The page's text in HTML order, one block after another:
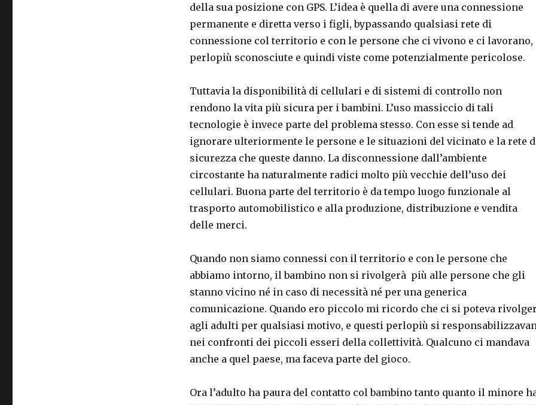
della sua posizione con GPS. L’idea è quella di avere una connessione
permanente e diretta verso i figli, bypassando qualsiasi rete di
connessione col territorio e con le persone che ci vivono e ci lavorano,
perlopiù sconosciute e quindi viste come potenzialmente pericolose.
Tuttavia la disponibilità di cellulari e di sistemi di controllo non
rendono la vita più sicura per i bambini. L’uso massiccio di tali
tecnologie è invece parte del problema stesso. Con esse si tende ad
ignorare ulteriormente le persone e le situazioni del vicinato e la rete
sicurezza che queste danno. La disconnessione dall’ambiente
circostante ha naturalmente radici molto più vecchie dell’uso dei
cellulari. Buona parte del territorio è da tempo luogo funzionale al
trasporto automobilistico e alla produzione, distribuzione e vendita
delle merci.
Quando non siamo connessi con il territorio e con le persone che
abbiamo intorno, il bambino non si rivolgerà più alle persone che gli
stanno vicino né in caso di necessità né per una generica
comunicazione. Quando ero piccolo mi ricordo che ci si poteva
agli adulti per qualsiasi motivo, e questi perlopiù si
nei confronti dei piccoli esseri della collettività. Qualcuno ci mandava
anche a quel paese, ma faceva parte del gioco.
Ora l’adulto ha paura del contatto col bambino tanto quanto il minore